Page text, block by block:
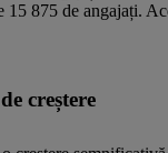
875 de angajați.
creștere